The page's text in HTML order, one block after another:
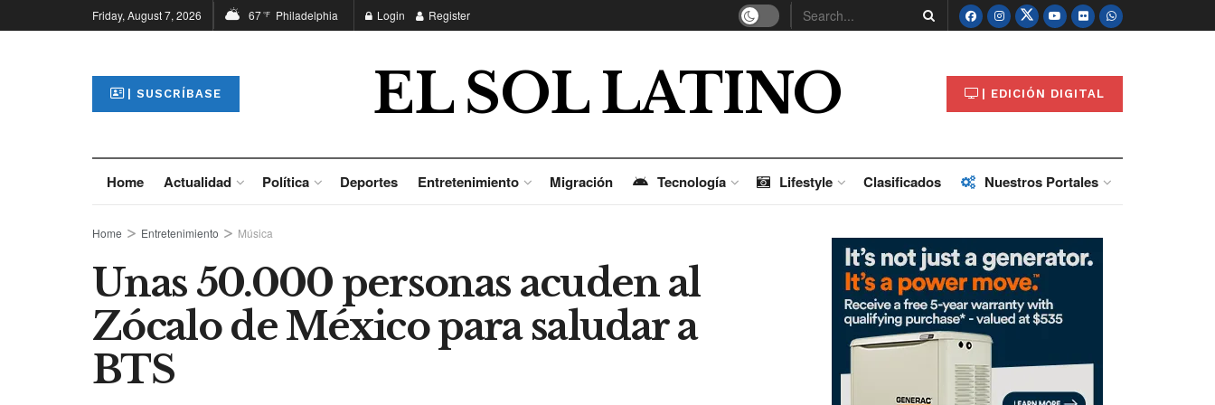
Friday, August 7, 2026 67°F Philadelphia Login Register
| SUSCRÍBASE EL SOL LATINO | EDICIÓN DIGITAL
Home Actualidad Política Deportes Entretenimiento Migración Tecnología Lifestyle Clasificados Nuestros Portales
Home Entretenimiento Música
Unas 50.000 personas acuden al
Zócalo de México para saludar a
BTS